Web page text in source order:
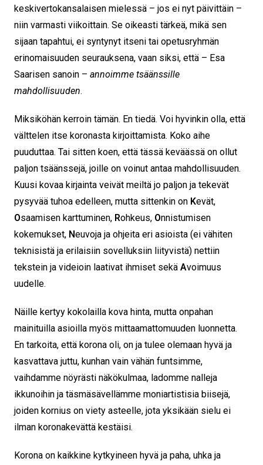
keskivertokansalaisen mielessä – jos ei nyt päivittäin –
niin varmasti viikoittain. Se oikeasti tärkeä, mikä sen
sijaan tapahtui, ei syntynyt itseni tai opetusryhmän
erinomaisuuden seurauksena, vaan siksi, että – Esa
Saarisen sanoin – annoimme tsäänssille
mahdollisuuden.
Miksiköhän kerroin tämän. En tiedä. Voi hyvinkin olla, että
välttelen itse koronasta kirjoittamista. Koko aihe
puuduttaa. Tai sitten koen, että tässä keväässä on ollut
paljon tsäänssejä, joille on voinut antaa mahdollisuuden.
Kuusi kovaa kirjainta veivät meiltä jo paljon ja tekevät
pysyvää tuhoa edelleen, mutta sittenkin on Kevät,
Osaamisen karttuminen, Rohkeus, Onnistumisen
kokemukset, Neuvoja ja ohjeita eri asioista (ei vähiten
teknisistä ja erilaisiin sovelluksiin liityvistä) nettiin
tekstein ja videioin laativat ihmiset sekä Avoimuus
uudelle.
Näille kertyy kokolailla kova hinta, mutta onpahan
mainituilla asioilla myös mittaamattomuuden luonnetta.
En tarkoita, että korona oli, on ja tulee olemaan hyvä ja
kasvattava juttu, kunhan vain vähän funtsimme,
vaihdamme nöyrästi näkökulmaa, ladomme nalleja
ikkunoihin ja täsmäsävellämme moniartistisia biisejä,
joiden kornius on viety asteelle, jota yksikään sielu ei
ilman koronakevättä kestäisi.
Korona on kaikkine kytkyineen hyvä ja paha, uhka ja